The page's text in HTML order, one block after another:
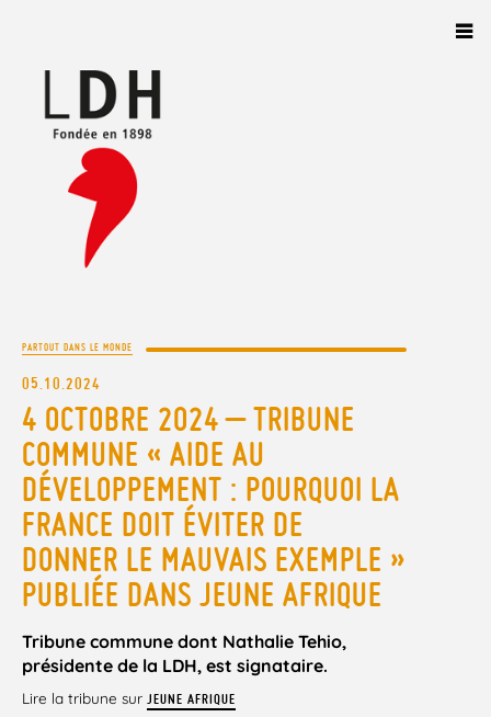
PARTOUT DANS LE MONDE
05.10.2024
4 OCTOBRE 2024 – TRIBUNE
COMMUNE « AIDE AU
DÉVELOPPEMENT : POURQUOI LA
FRANCE DOIT ÉVITER DE
DONNER LE MAUVAIS EXEMPLE »
PUBLIÉE DANS JEUNE AFRIQUE
Tribune commune dont Nathalie Tehio,
présidente de la LDH, est signataire.
Lire la tribune sur JEUNE AFRIQUE